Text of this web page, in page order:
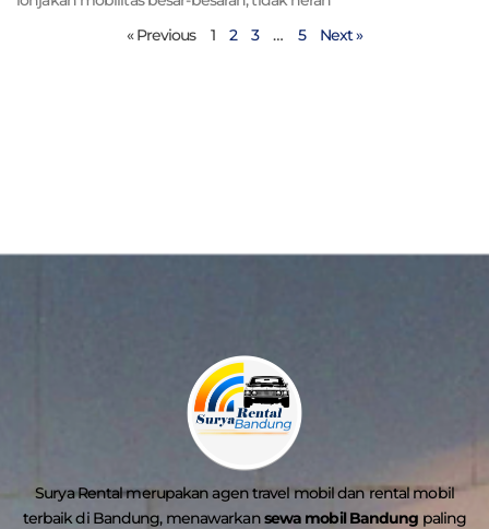
« Previous
1 2 3 … 5 Next »
Surya Rental merupakan agen travel mobil dan rental mobil
terbaik di Bandung, menawarkansewa mobil Bandung paling